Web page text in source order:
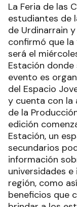
La Feria de las
estudiantes de
de Urdinarrain
confirmó que la
será el
Estación donde
evento es
del Espacio
y cuenta con la
de la
edición
Estación, un
secundarios
información
universidades
región, como
beneficios que